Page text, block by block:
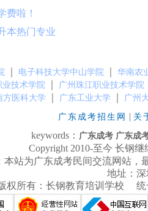
费啦！
本热门专业
电子科技大学中山学院
华南农
业技术学院 广州珠江职业技术学院
方医科大学 广东工业大学 广州
广东成考招生网 | 关
keywords： 广东成考 广东成
Copyright 2010-至今 长钢
本站为广东成考民间交流网站，
地址：
权所有：长钢教育培训学校 统